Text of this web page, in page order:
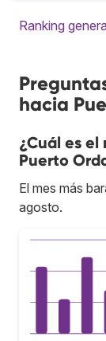
Ranking
hacia
¿Cuál es
Puerto
El mes más
agosto.